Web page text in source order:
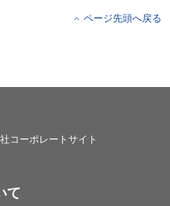
ページ先頭へ戻る
コーポレートサイト
て